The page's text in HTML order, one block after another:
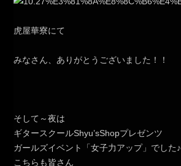
虎屋華寮にて
みなさん、ありがとうございました！！
そして～夜は
ギタースクールShyu’sShopプレゼンツ
ガールズイベント「女子力アップ」でした♪
こちらも皆さん